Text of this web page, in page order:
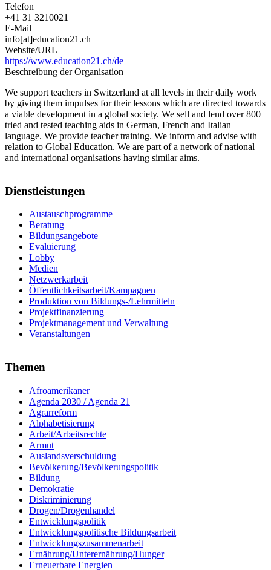
Telefon
+41 31 3210021
E-Mail
info[at]education21.ch
Website/URL
https://www.education21.ch/de
Beschreibung der Organisation
We support teachers in Switzerland at all levels in their daily work
by giving them impulses for their lessons which are directed towards
a viable development in a global society. We sell and lend over 800
tried and tested teaching aids in German, French and Italian
language. We provide teacher training. We inform and advise with
relation to Global Education. We are part of a network of national
and international organisations having similar aims.
Dienstleistungen
Austauschprogramme
Beratung
Bildungsangebote
Evaluierung
Lobby
Medien
Netzwerkarbeit
Öffentlichkeitsarbeit/Kampagnen
Produktion von Bildungs-/Lehrmitteln
Projektfinanzierung
Projektmanagement und Verwaltung
Veranstaltungen
Themen
Afroamerikaner
Agenda 2030 / Agenda 21
Agrarreform
Alphabetisierung
Arbeit/Arbeitsrechte
Armut
Auslandsverschuldung
Bevölkerung/Bevölkerungspolitik
Bildung
Demokratie
Diskriminierung
Drogen/Drogenhandel
Entwicklungspolitik
Entwicklungspolitische Bildungsarbeit
Entwicklungszusammenarbeit
Ernährung/Unterernährung/Hunger
Erneuerbare Energien